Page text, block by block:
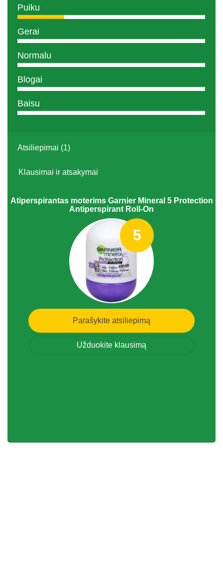
Puiku
Gerai
Normalu
Blogai
Baisu
Atsiliepimai (1)
Klausimai ir atsakymai
Atiperspirantas moterims Garnier Mineral 5 Protection
Antiperspirant Roll-On
5
Parašykite atsiliepimą
Užduokite klausimą